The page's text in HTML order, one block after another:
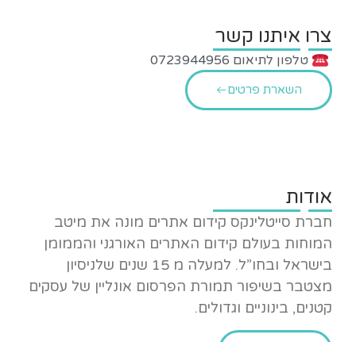
צרו איתנו קשר
טלפון לתיאום 0723944956
השארת פרטים
אודות
חברת סייטלינקס קידום אתרים מונה את מיטב
המוחות בעולם קידום האתרים האורגני והממומן
בישראל ובחו”ל. למעלה מ 15 שנים שלניסיון
מצטבר בשיפור תמורת הפרסום אונליין של עסקים
קטנים, בינוניים וגדולים.